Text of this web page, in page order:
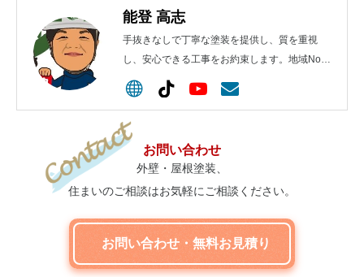
能登 高志
手抜きなしで丁寧な塗装を提供し、質を重視
し、安心できる工事をお約束します。地域No.1
を目指します！
お問い合わせ
外壁・屋根塗装、
住まいのご相談はお気軽にご相談ください。
お問い合わせ・無料お見積り